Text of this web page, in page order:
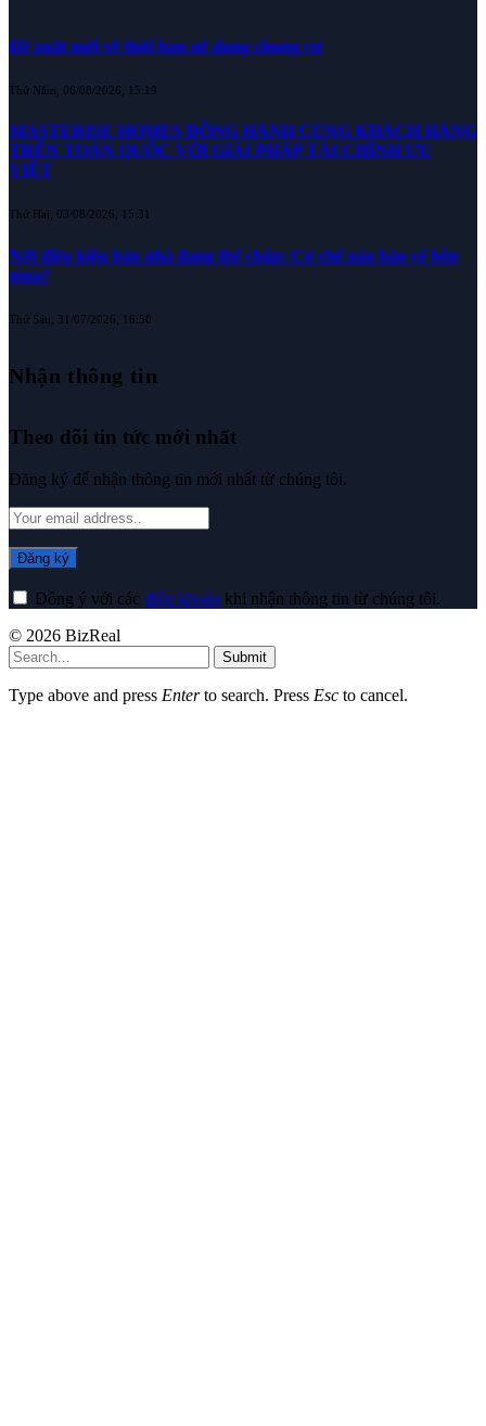
Đề xuất mới về thời hạn sử dụng chung cư
Thứ Năm, 06/08/2026, 15:19
MASTERISE HOMES ĐỒNG HÀNH CÙNG KHÁCH HÀNG
TRÊN TOÀN QUỐC VỚI GIẢI PHÁP TÀI CHÍNH ƯU
VIỆT
Thứ Hai, 03/08/2026, 15:31
Nới điều kiện bán nhà đang thế chấp: Cơ chế nào bảo vệ bên
mua?
Thứ Sáu, 31/07/2026, 16:50
Nhận thông tin
Theo dõi tin tức mới nhất
Đăng ký để nhận thông tin mới nhất từ chúng tôi.
Đồng ý với các điều khoản khi nhận thông tin từ chúng tôi.
© 2026 BizReal
Submit
Type above and press Enterto search. Press Esc to cancel.